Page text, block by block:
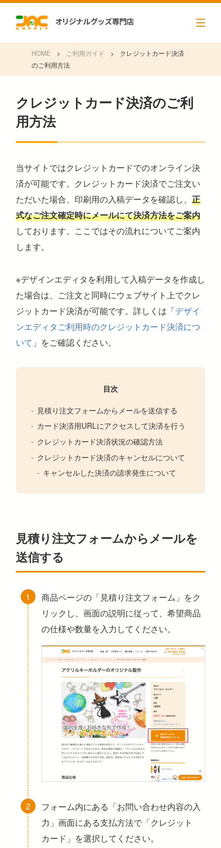
注目のキーワード
コンサートグッズ ペンライト フォンタブ アクリルグッズアクキー
回転アクスタ 着せ替えアクスタモーテルキーライトバングル
マスクケース パスケースペットボトルホルダー万年カレンダー
HOME > ご利用ガイド >
クレジットカード決済
のご利用方法
クレジットカード決済のご利
用方法
当サイトではクレジットカードでのオンライン決
済が可能です。クレジットカード決済でご注文い
ただいた場合、印刷用の入稿データを確認し、 正
式なご注文確定時にメールにて決済方法をご案内
しております。ここではその流れについてご案内
します。
※デザインエディタを利用して入稿データを作成し
た場合は、ご注文と同時にウェブサイト上でクレ
ジットカード決済が可能です。詳しくは「デザイ
ンエディタご利用時のクレジットカード決済につ
いて 」をご確認ください。
目次
見積り注文フォームからメールを送信する
カード決済用URLにアクセスして決済を行う
クレジットカード決済状況の確認方法
クレジットカード決済のキャンセルについて
キャンセルした決済の請求発生について
見積り注文フォームからメールを
送信する
商品ページの「見積り注文フォーム」をク
リックし、画面の説明に従って、希望商品
の仕様や数量を入力してください。
フォーム内にある「お問い合わせ内容の入
力」画面にある支払方法で「クレジット
カード」を選択してください。